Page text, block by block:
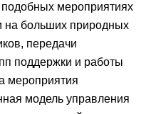
мероприятиях
на больших природных
передачи
поддержки и работы
мероприятия
модель управления